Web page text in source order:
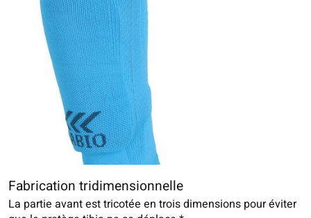
Fabrication tridimensionnelle
La partie avant est tricotée en trois dimensions pour éviter